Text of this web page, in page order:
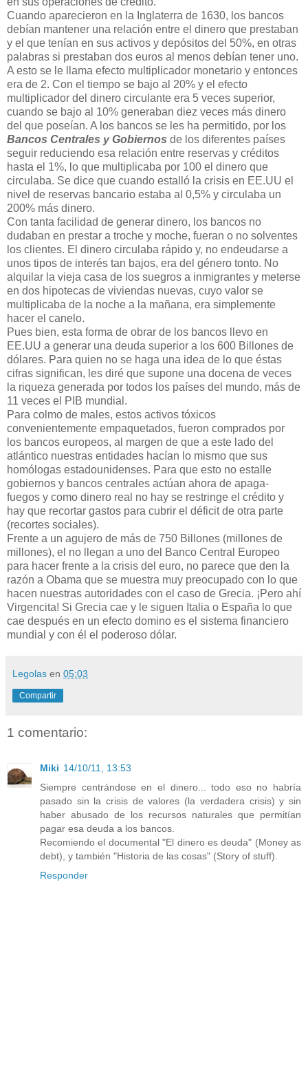
Cuando aparecieron en la Inglaterra de 1630, los bancos
debían mantener una relación entre el dinero que prestaban
y el que tenían en sus activos y depósitos del 50%, en otras
palabras si prestaban dos euros al menos debían tener uno.
A esto se le llama efecto multiplicador monetario y entonces
era de 2. Con el tiempo se bajo al 20% y el efecto
multiplicador del dinero circulante era 5 veces superior,
cuando se bajo al 10% generaban diez veces más dinero
del que poseían. A los bancos se les ha permitido, por los
Bancos Centrales y Gobiernos de los diferentes países
seguir reduciendo esa relación entre reservas y créditos
hasta el 1%, lo que multiplicaba por 100 el dinero que
circulaba. Se dice que cuando estalló la crisis en EE.UU el
nivel de reservas bancario estaba al 0,5% y circulaba un
200% más dinero.
Con tanta facilidad de generar dinero, los bancos no
dudaban en prestar a troche y moche, fueran o no solventes
los clientes. El dinero circulaba rápido y, no endeudarse a
unos tipos de interés tan bajos, era del género tonto. No
alquilar la vieja casa de los suegros a inmigrantes y meterse
en dos hipotecas de viviendas nuevas, cuyo valor se
multiplicaba de la noche a la mañana, era simplemente
hacer el canelo.
Pues bien, esta forma de obrar de los bancos llevo en
EE.UU a generar una deuda superior a los 600 Billones de
dólares. Para quien no se haga una idea de lo que éstas
cifras significan, les diré que supone una docena de veces
la riqueza generada por todos los países del mundo, más de
11 veces el PIB mundial.
Para colmo de males, estos activos tóxicos
convenientemente empaquetados, fueron comprados por
los bancos europeos, al margen de que a este lado del
atlántico nuestras entidades hacían lo mismo que sus
homólogas estadounidenses. Para que esto no estalle
gobiernos y bancos centrales actúan ahora de apaga-
fuegos y como dinero real no hay se restringe el crédito y
hay que recortar gastos para cubrir el déficit de otra parte
(recortes sociales).
Frente a un agujero de más de 750 Billones (millones de
millones), el no llegan a uno del Banco Central Europeo
para hacer frente a la crisis del euro, no parece que den la
razón a Obama que se muestra muy preocupado con lo que
hacen nuestras autoridades con el caso de Grecia. ¡Pero ahí
Virgencita! Si Grecia cae y le siguen Italia o España lo que
cae después en un efecto domino es el sistema financiero
mundial y con él el poderoso dólar.
Legolas en 05:03
Compartir
1 comentario:
Miki 14/10/11, 13:53
Siempre centrándose en el dinero... todo eso no habría
pasado sin la crisis de valores (la verdadera crisis) y sin
haber abusado de los recursos naturales que permitían
pagar esa deuda a los bancos.
Recomiendo el documental "El dinero es deuda" (Money as
debt), y también "Historia de las cosas" (Story of stuff).
Responder